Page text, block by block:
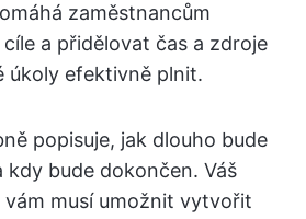
zaměstnancům
a přidělovat čas a zdroje
úkoly efektivně plnit.
popisuje, jak dlouho bude
bude dokončen. Váš
musí umožnit vytvořit